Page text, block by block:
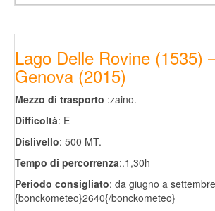
Lago Delle Rovine (1535)
Genova (2015)
Mezzo di trasporto :zaino.
Difficoltà: E
Dislivello: 500 MT.
Tempo di percorrenza:.1,30h
Periodo consigliato: da giugno a settembre
{bonckometeo}2640{/bonckometeo}